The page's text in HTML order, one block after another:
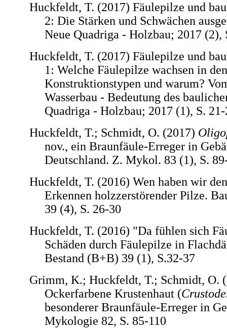
Huckfeldt, T. (2017) Fäulepilze und
2: Die Stärken und Schwächen
Neue Quadriga - Holzbau; 2017 (2),
Huckfeldt, T. (2017) Fäulepilze und
1: Welche Fäulepilze wachsen in
Konstruktionstypen und warum?
Wasserbau - Bedeutung des
Quadriga - Holzbau; 2017 (1), S.
Huckfeldt, T.; Schmidt, O. (2017)
nov., ein Braunfäule-Erreger in
Deutschland. Z. Mykol. 83 (1), S.
Huckfeldt, T. (2016) Wen haben wir
Erkennen holzzerstörender Pilze.
39 (4), S. 26-30
Huckfeldt, T. (2016) "Da fühlen sich
Schäden durch Fäulepilze in
Bestand (B+B) 39 (1), S.32-37
Grimm, K.; Huckfeldt, T.; Schmidt, O.
Ockerfarbene Krustenhaut (
besonderer Braunfäule-Erreger in
Mykologie 82, S. 85-110